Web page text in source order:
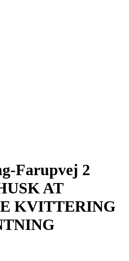
Farupvej 2
AT
KVITTERING